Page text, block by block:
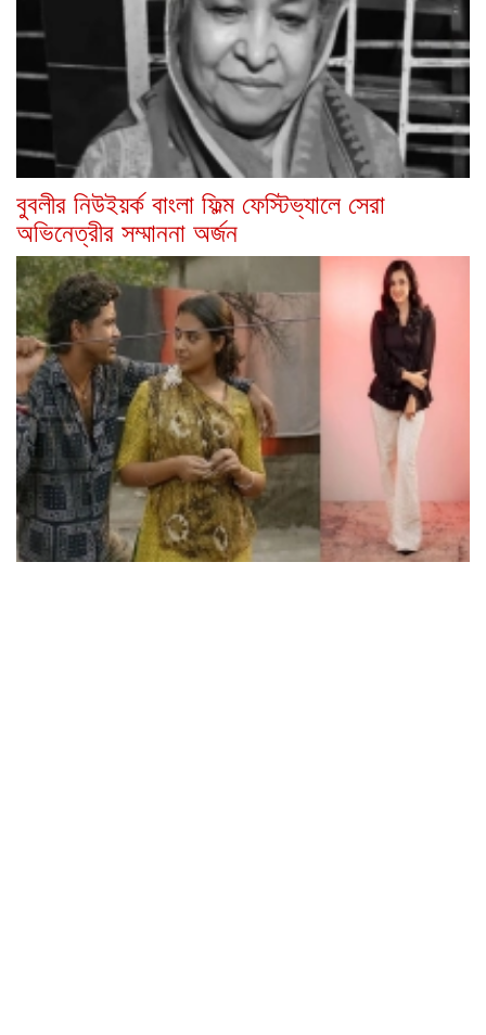
বুবলীর নিউইয়র্ক বাংলা ফিল্ম ফেস্টিভ্যালে সেরা
অভিনেত্রীর সম্মাননা অর্জন